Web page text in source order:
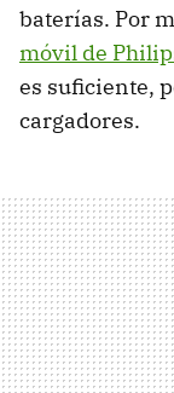
baterías. Por
móvil de
es suficiente,
cargadores.